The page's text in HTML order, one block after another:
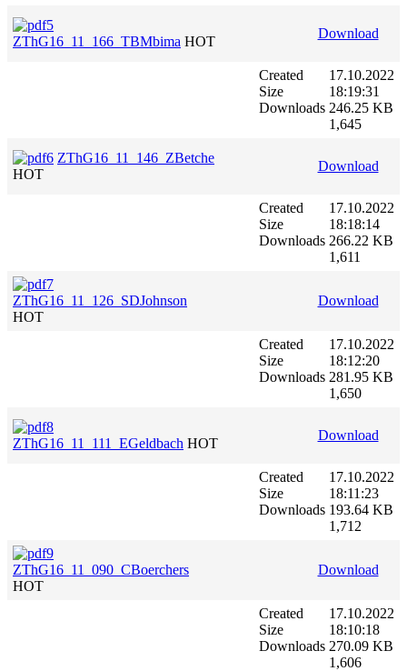
ZThG16_11_166_TBMbima HOT
Download
Created
Size
Downloads
17.10.2022
18:19:31
246.25 KB
1,645
ZThG16_11_146_ZBetche
HOT
Download
Created
Size
Downloads
17.10.2022
18:18:14
266.22 KB
1,611
ZThG16_11_126_SDJohnson
HOT
Download
Created
Size
Downloads
17.10.2022
18:12:20
281.95 KB
1,650
ZThG16_11_111_EGeldbach HOT
Download
Created
Size
Downloads
17.10.2022
18:11:23
193.64 KB
1,712
ZThG16_11_090_CBoerchers
HOT
Download
Created
Size
Downloads
17.10.2022
18:10:18
270.09 KB
1,606